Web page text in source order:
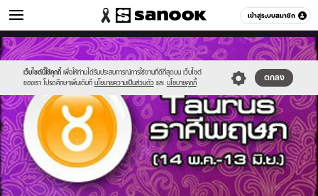
เข้าสู่ระบบสมาชิก
ดูดวง หมวดอื่นๆ
เว็บไซต์นี้ใช้คุกกี้ เพื่อให้ท่านได้รับประสบการณ์การใช้งานที่ดีที่สุดบน เว็บไซต์
ของเรา โปรดศึกษาเพิ่มเติมที่ นโยบายความเป็นส่วนตัว และ นโยบายคุกกี้
ตกลง
Sanook
//s.isanook.com/sr/0/images/logo-
new-
sanook.png
600
60
//s.isanook.com/ho/0/ud/11/59269/5taurus.jpg